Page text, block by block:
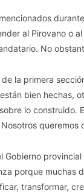
al Pirovano o
No
la primera
bien hechas,
lo construido.
queremos
Gobierno
porque muchas
transformar,